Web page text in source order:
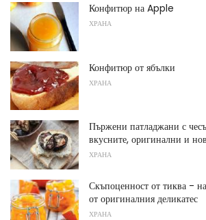
Конфитюр на Apple
ХРАНА
Конфитюр от ябълки
ХРАНА
Пържени патладжани с
вкусните, оригинални и
ХРАНА
Скъпоценност от тиква -
от оригиналния деликатес
ХРАНА